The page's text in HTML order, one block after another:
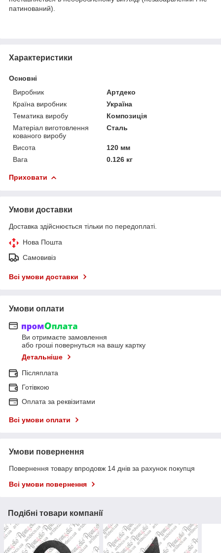
патинований).
Характеристики
Основні
Виробник
Артдеко
Країна виробник
Україна
Тематика виробу
Композиція
Матеріал виготовлення
кованого виробу
Сталь
Висота
120 мм
Вага
0.126 кг
Приховати
Умови доставки
Доставка здійснюється тільки по передоплаті.
Нова Пошта
Самовивіз
Всі умови доставки
Умови оплати
Ви отримаєте замовлення
або гроші повернуться на вашу картку
Детальніше
Післяплата
Готівкою
Оплата за реквізитами
Всі умови оплати
Умови повернення
Повернення товару впродовж 14 днів за рахунок покупця
Всі умови повернення
Подібні товари компанії